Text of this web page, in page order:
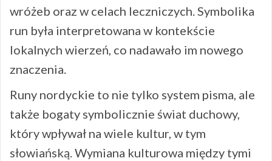
wróżeb oraz w celach leczniczych. Symbolika
run była interpretowana w kontekście
lokalnych wierzeń, co nadawało im nowego
znaczenia.
Runy nordyckie to nie tylko system pisma, ale
także bogaty symbolicznie świat duchowy,
który wpływał na wiele kultur, w tym
słowiańską. Wymiana kulturowa między tymi